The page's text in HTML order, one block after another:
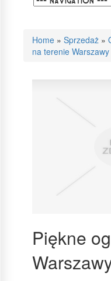
Home » Sprzedaż »
na terenie
Piękne